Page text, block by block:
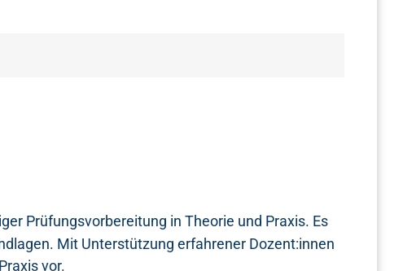
Prüfungsvorbereitung in Theorie und Praxis. Es
Mit Unterstützung erfahrener Dozent:innen
vor.